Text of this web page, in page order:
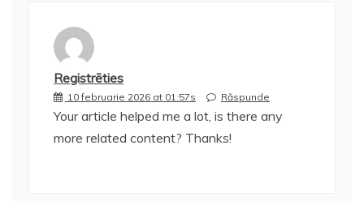
Registrēties
10 februarie 2026 at 01:57s Răspunde
Your article helped me a lot, is there any
more related content? Thanks!